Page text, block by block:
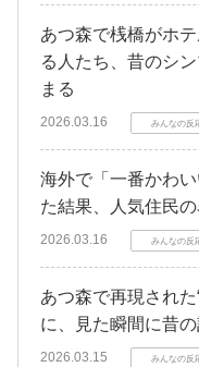
あつ森で桟橋がホ
る人たち、昔のシ
まる
2026.03.16 みんなの反
海外で「一番かわ
た結果、人気住民
2026.03.16 みんなの反
あつ森で再現され
に、見た瞬間に昔
2026.03.15 みんなの反